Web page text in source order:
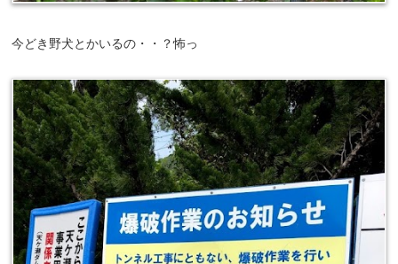
今どき野犬とかいるの・・？怖っ